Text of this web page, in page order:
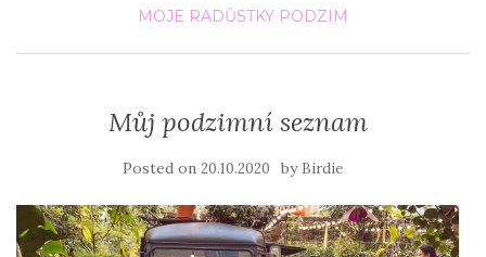
MOJE RADŮSTKY PODZIM
Můj podzimní seznam
Posted on 20.10.2020 by Birdie